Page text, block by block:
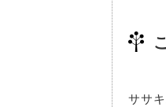
ササ